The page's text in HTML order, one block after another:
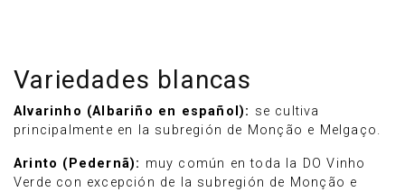
Variedades blancas
Alvarinho (Albariño en español): se cultiva
principalmente en la subregión de Monção e Melgaço.
Arinto (Pedernã): muy común en toda la DO Vinho
Verde con excepción de la subregión de Monção e